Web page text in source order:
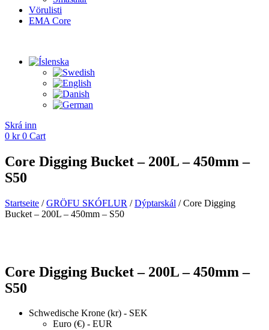
Vörulisti
EMA Core
Skrá inn
0 kr 0 Cart
Core Digging Bucket – 200L – 450mm –
S50
Startseite /GRÖFU SKÓFLUR /Dýptarskál / Core Digging
Bucket – 200L – 450mm – S50
Core Digging Bucket – 200L – 450mm –
S50
Schwedische Krone (kr) - SEK
Euro (€) - EUR